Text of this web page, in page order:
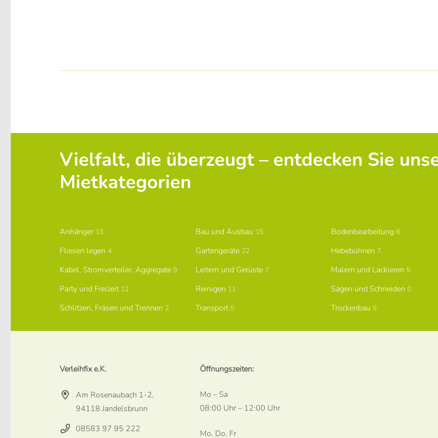
Vielfalt, die überzeugt – entdecken Sie
Mietkategorien
Anhänger 13 Bau und Ausbau 15 Bodenbearbeitung 6
Fliesen legen 4 Gartengeräte 22 Hebebühnen 7
Kabel, Stromverteiler, Aggregate 9 Leitern und Gerüste 7 Malern und Lackieren 5
Party und Freizeit 12 Reinigen 11 Sägen und Schneiden 0
Schlitzen, Fräsen und Trennen 2 Transport 5 Trockenbau 5
Verleihfix e.K.
Am Rosenaubach 1-2,
94118 Jandelsbrunn
08583 97 95 222
Öffnungszeiten:
Mo – Sa
08:00 Uhr – 12:00 Uhr
Mo, Do, Fr